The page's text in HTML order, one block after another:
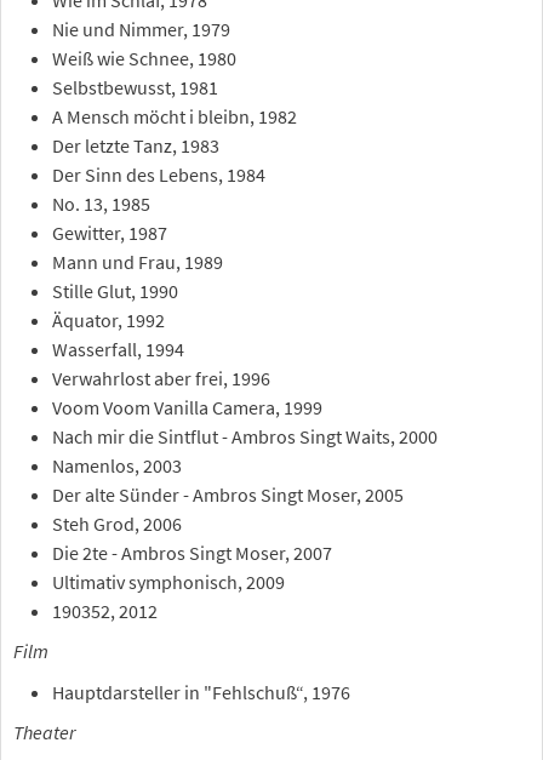
Nie und Nimmer, 1979
Weiß wie Schnee, 1980
Selbstbewusst, 1981
A Mensch möcht i bleibn, 1982
Der letzte Tanz, 1983
Der Sinn des Lebens, 1984
No. 13, 1985
Gewitter, 1987
Mann und Frau, 1989
Stille Glut, 1990
Äquator, 1992
Wasserfall, 1994
Verwahrlost aber frei, 1996
Voom Voom Vanilla Camera, 1999
Nach mir die Sintflut - Ambros Singt Waits, 2000
Namenlos, 2003
Der alte Sünder - Ambros Singt Moser, 2005
Steh Grod, 2006
Die 2te - Ambros Singt Moser, 2007
Ultimativ symphonisch, 2009
190352, 2012
Film
Hauptdarsteller in "Fehlschuß“, 1976
Theater